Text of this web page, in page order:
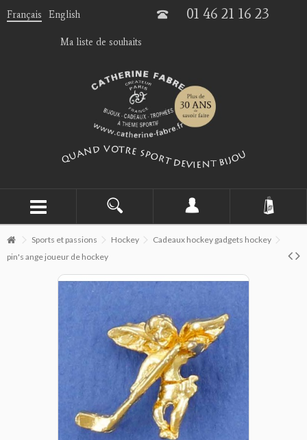
Français English 01 46 21 16 23
Ma liste de souhaits
Sports et passions Hockey
Cadeaux hockey gadgets hockey
pin's ange joueur de hockey